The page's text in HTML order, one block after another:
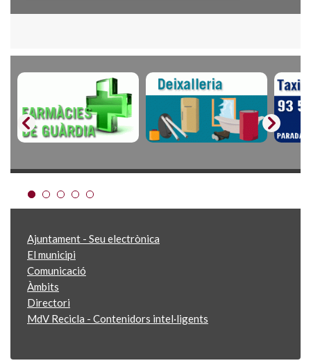
Ajuntament - Seu electrònica
El municipi
Comunicació
Àmbits
Directori
MdV Recicla - Contenidors intel·ligents